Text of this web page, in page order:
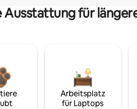
Ausstattung für
Arbeitsplatz
für Laptops